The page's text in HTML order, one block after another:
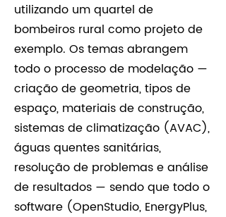
utilizando um quartel de
bombeiros rural como projeto de
exemplo. Os temas abrangem
todo o processo de modelação —
criação de geometria, tipos de
espaço, materiais de construção,
sistemas de climatização (AVAC),
águas quentes sanitárias,
resolução de problemas e análise
de resultados — sendo que todo o
software (OpenStudio, EnergyPlus,